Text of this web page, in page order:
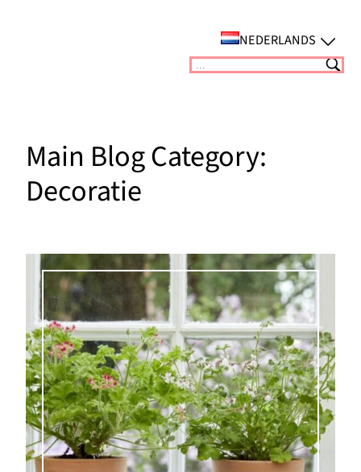
NEDERLANDS
Suchen
Main Blog Category:
Decoratie